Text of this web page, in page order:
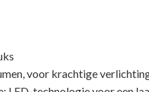
voor krachtige